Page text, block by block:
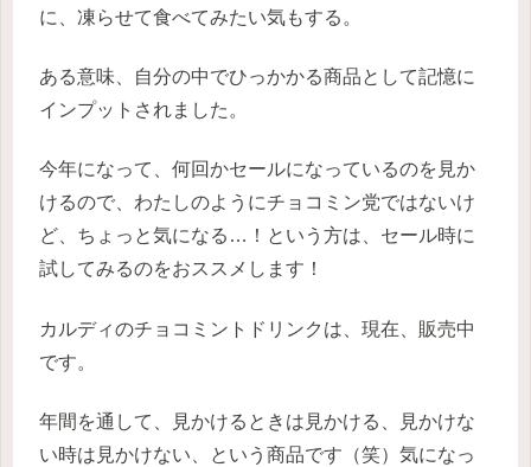
に、凍らせて食べてみたい気もする。
ある意味、自分の中でひっかかる商品として記憶に
インプットされました。
今年になって、何回かセールになっているのを見か
けるので、わたしのようにチョコミン党ではないけ
ど、ちょっと気になる…！という方は、セール時に
試してみるのをおススメします！
カルディのチョコミントドリンクは、現在、販売中
です。
年間を通して、見かけるときは見かける、見かけな
い時は見かけない、という商品です（笑） 気になっ